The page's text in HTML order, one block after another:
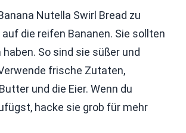
Nutella Swirl Bread zu
die reifen Bananen. Sie sollten
haben. So sind sie süßer und
frische Zutaten,
und die Eier. Wenn du
hacke sie grob für mehr